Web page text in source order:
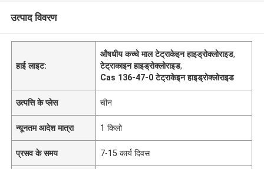
उत्पाद विवरण
हाई लाइट:
औषधीय कच्चे माल टेट्राकेइन हाइड्रोक्लोराइड,
टेट्राकाइन हाइड्रोक्लोराइड,
Cas 136-47-0 टेट्राकेइन हाइड्रोक्लोराइड
उत्पत्ति के प्लेस चीन
न्यूनतम आदेश मात्रा 1 किलो
प्रसव के समय 7-15 कार्य दिवस